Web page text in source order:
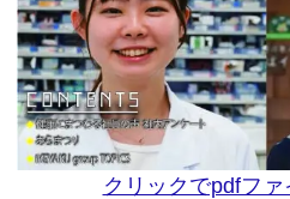
クリックでpdfフ